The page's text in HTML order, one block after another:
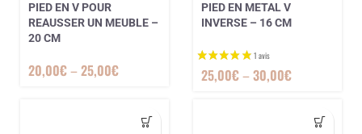
PIED EN V POUR
REAUSSER UN MEUBLE –
20 CM
20,00€–25,00€
PIED EN METAL V
INVERSE – 16 CM
25,00€–30,00€